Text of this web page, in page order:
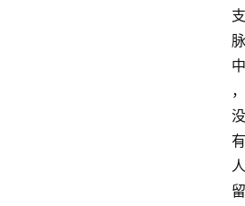
支
脉
中
，
没
有
人
留